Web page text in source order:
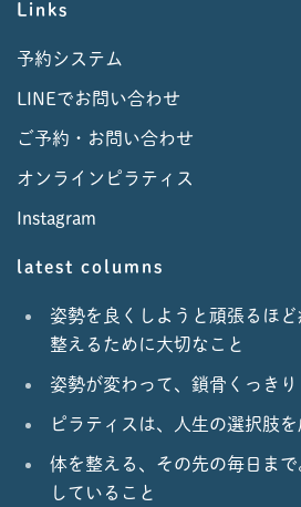
Links
予約システム
LINEでお問い合わせ
ご予約・お問い合わせ
オンラインピラティス
Instagram
latest columns
姿勢を良くしようと頑張るほ
整えるために大切なこと
姿勢が変わって、鎖骨くっきり
ピラティスは、人生の選択肢
体を整える、その先の毎日ま
していること